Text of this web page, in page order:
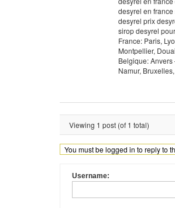
desyrel en
desyrel prix
sirop desyrel
France: Paris,
Montpellier,
Belgique:
Namur,
Viewing 1 post (of 1 total)
You must be logged in to reply to
Username: